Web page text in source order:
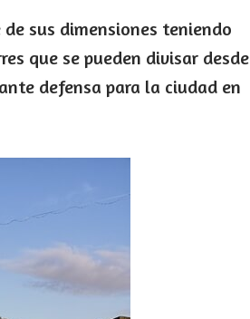
sus dimensiones teniendo
que se pueden divisar desde
defensa para la ciudad en